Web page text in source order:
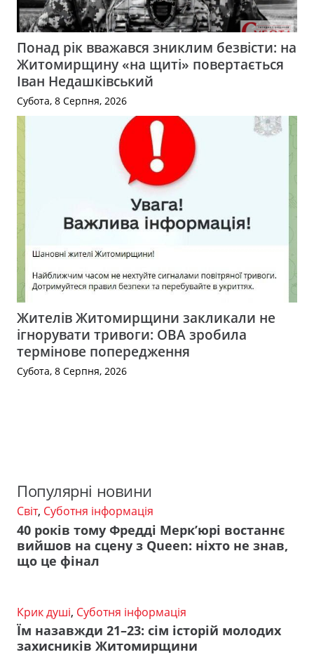
Понад рік вважався зниклим безвісти: на
Житомирщину «на щиті» повертається
Іван Недашківський
Субота, 8 Серпня, 2026
Жителів Житомирщини закликали не
ігнорувати тривоги: ОВА зробила
термінове попередження
Субота, 8 Серпня, 2026
Популярні новини
Світ, Суботня інформація
40 років тому Фредді Мерк’юрі востаннє
вийшов на сцену з Queen: ніхто не знав,
що це фінал
Крик душі, Суботня інформація
Їм назавжди 21–23: сім історій молодих
захисників Житомирщини